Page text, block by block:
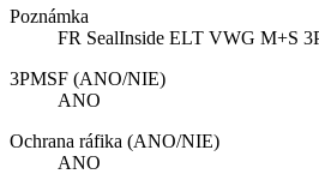
Poznámka
FR SealInside ELT VWG M+S
3PMSF (ANO/NIE)
ANO
Ochrana ráfika (ANO/NIE)
ANO